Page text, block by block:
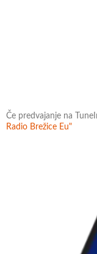
Če predvajanje na
Radio Brežice Eu"